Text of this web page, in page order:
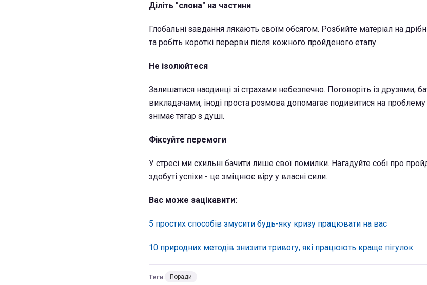
Діліть "слона" на частини
Глобальні завдання лякають своїм обсягом. Розбийте матеріал на
та робіть короткі перерви після кожного пройденого етапу.
Не ізолюйтеся
Залишатися наодинці зі страхами небезпечно. Поговоріть із друзями,
викладачами, іноді проста розмова допомагає подивитися на
знімає тягар з душі.
Фіксуйте перемоги
У стресі ми схильні бачити лише свої помилки. Нагадуйте собі про
здобуті успіхи - це зміцнює віру у власні сили.
Вас може зацікавити:
5 простих способів змусити будь-яку кризу працювати на вас
10 природних методів знизити тривогу, які працюють краще пігулок
Теги: Поради